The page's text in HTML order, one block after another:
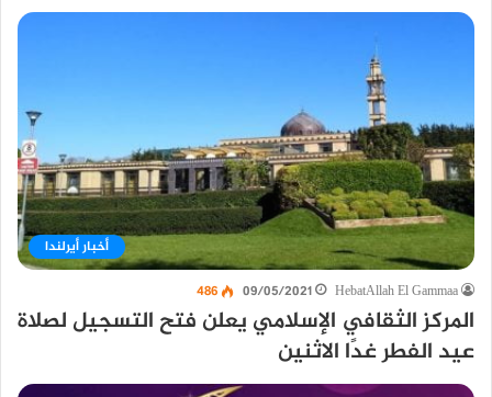
أخبار أيرلندا
HebatAllah El Gammaa
09/05/2021
486
المركز الثقافي الإسلامي يعلن فتح التسجيل لصلاة
عيد الفطر غدًا الاثنين